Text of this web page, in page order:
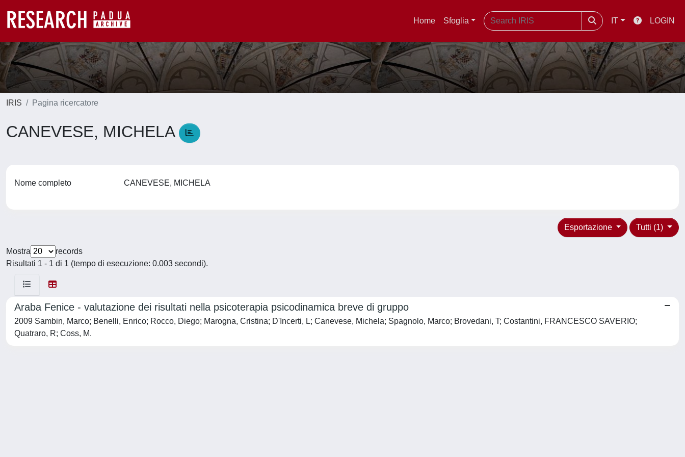
Home Sfoglia IT LOGIN
IRIS Pagina ricercatore
CANEVESE, MICHELA
Nome completo CANEVESE, MICHELA
Tutti (1)
Esportazione
Mostra
records
Risultati 1 - 1 di 1 (tempo di esecuzione: 0.003 secondi).
Araba Fenice - valutazione dei risultati nella psicoterapia psicodinamica breve di gruppo
2009 Sambin, Marco; Benelli, Enrico; Rocco, Diego; Marogna, Cristina; D'Incerti, L; Canevese, Michela; Spagnolo, Marco; Brovedani, T; Costantini, FRANCESCO SAVERIO;
Quatraro, R; Coss, M.